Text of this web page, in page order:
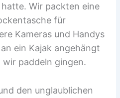
Wir packten eine
für
Kameras und Handys
ein Kajak angehängt
paddeln gingen.
den unglaublichen